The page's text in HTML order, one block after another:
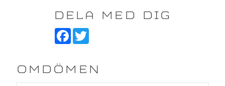
DELA MED DIG
F
b
o
T
t
e
OMDÖMEN